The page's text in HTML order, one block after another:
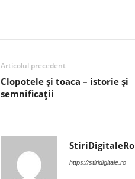
Articolul precedent
Clopotele și toaca – istorie și
semnificații
StiriDigitaleRo
https://stiridigitale.ro